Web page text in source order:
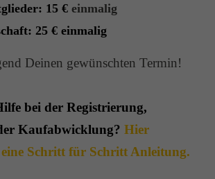
15 € einmalig
25 € einmalig
Deinen gewünschten Termin!
bei der Registrierung,
Kaufabwicklung? Hier
Schritt für Schritt Anleitung.